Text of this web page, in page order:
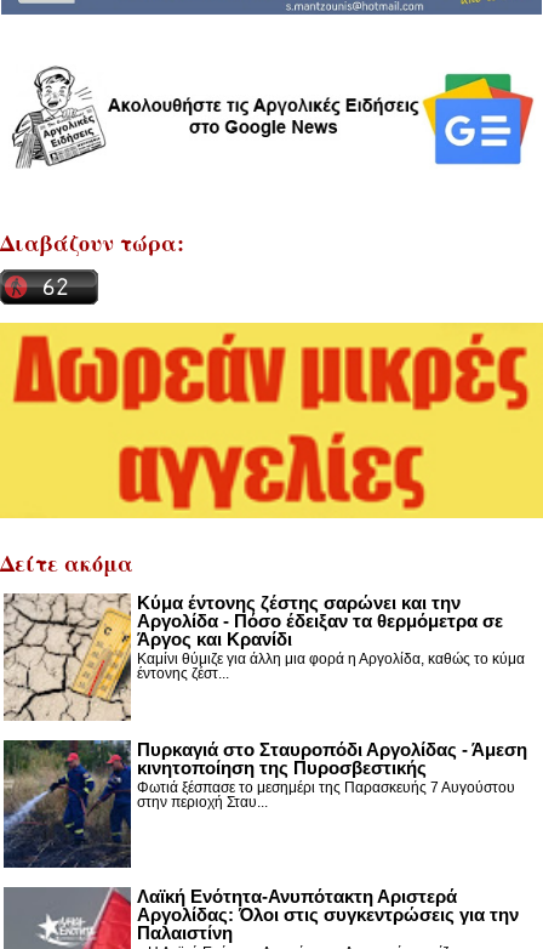
Διαβάζουν τώρα:
Δείτε ακόμα
Κύμα έντονης ζέστης σαρώνει και την
Αργολίδα - Πόσο έδειξαν τα θερμόμετρα σε
Άργος και Κρανίδι
Καμίνι θύμιζε για άλλη μια φορά η Αργολίδα, καθώς το κύμα
έντονης ζέστ...
Πυρκαγιά στο Σταυροπόδι Αργολίδας - Άμεση
κινητοποίηση της Πυροσβεστικής
Φωτιά ξέσπασε το μεσημέρι της Παρασκευής 7 Αυγούστου
στην περιοχή Σταυ...
Λαϊκή Ενότητα-Ανυπότακτη Αριστερά
Αργολίδας: Όλοι στις συγκεντρώσεις για την
Παλαιστίνη